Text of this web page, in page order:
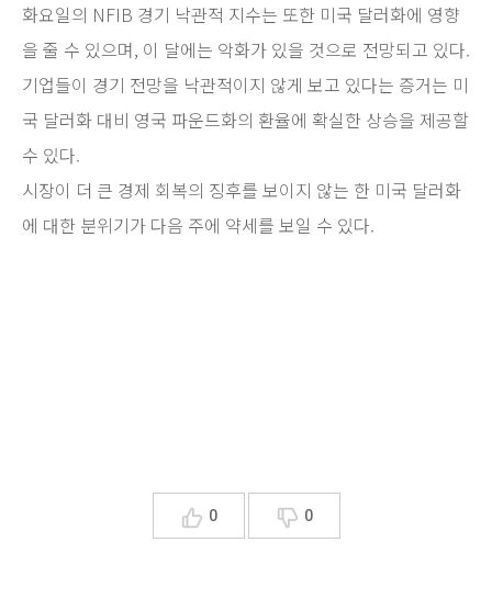
화요일의 NFIB 경기 낙관적 지수는 또한 미국 달러화에 영향
을 줄 수 있으며, 이 달에는 악화가 있을 것으로 전망되고 있다.
기업들이 경기 전망을 낙관적이지 않게 보고 있다는 증거는 미
국 달러화 대비 영국 파운드화의 환율에 확실한 상승을 제공할
수 있다.
시장이 더 큰 경제 회복의 징후를 보이지 않는 한 미국 달러화
에 대한 분위기가 다음 주에 약세를 보일 수 있다.
0 0